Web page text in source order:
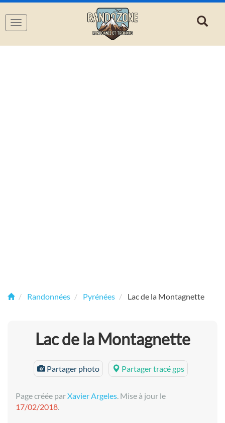
Navigation
Randonnées Pyrénées Lac de la Montagnette
Lac de la Montagnette
Partager photo Partager tracé gps
Page créée parXavier Argeles. Mise à jour le
17/02/2018.